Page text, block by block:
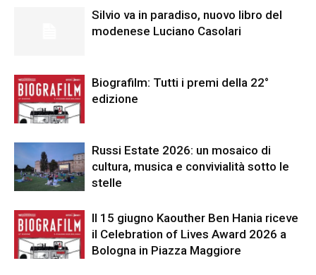
Silvio va in paradiso, nuovo libro del
modenese Luciano Casolari
Biografilm: Tutti i premi della 22°
edizione
Russi Estate 2026: un mosaico di
cultura, musica e convivialità sotto le
stelle
Il 15 giugno Kaouther Ben Hania riceve
il Celebration of Lives Award 2026 a
Bologna in Piazza Maggiore